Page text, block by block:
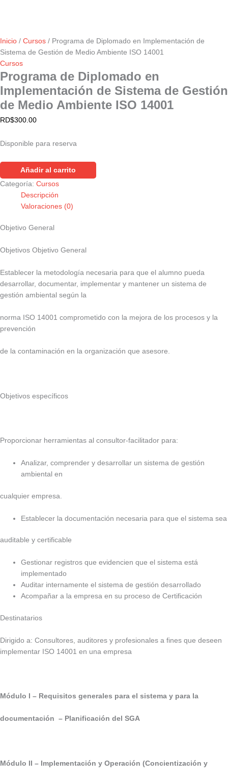
Inicio / Cursos / Programa de Diplomado en Implementación de
Sistema de Gestión de Medio Ambiente ISO 14001
Cursos
Programa de Diplomado en
Implementación de Sistema de Gestión
de Medio Ambiente ISO 14001
RD$300.00
Disponible para reserva
Añadir al carrito
Categoría: Cursos
Descripción
Valoraciones (0)
Objetivo General
Objetivos Objetivo General
Establecer la metodología necesaria para que el alumno pueda
desarrollar, documentar, implementar y mantener un sistema de
gestión ambiental según la
norma ISO 14001 comprometido con la mejora de los procesos y la
prevención
de la contaminación en la organización que asesore.
Objetivos específicos
Proporcionar herramientas al consultor-facilitador para:
Analizar, comprender y desarrollar un sistema de gestión
ambiental en
cualquier empresa.
Establecer la documentación necesaria para que el sistema sea
auditable y certificable
Gestionar registros que evidencien que el sistema está
implementado
Auditar internamente el sistema de gestión desarrollado
Acompañar a la empresa en su proceso de Certificación
Destinatarios
Dirigido a: Consultores, auditores y profesionales a fines que deseen
implementar ISO 14001 en una empresa
Módulo I – Requisitos generales para el sistema y para la
documentación – Planificación del SGA
Módulo II – Implementación y Operación (Concientización y